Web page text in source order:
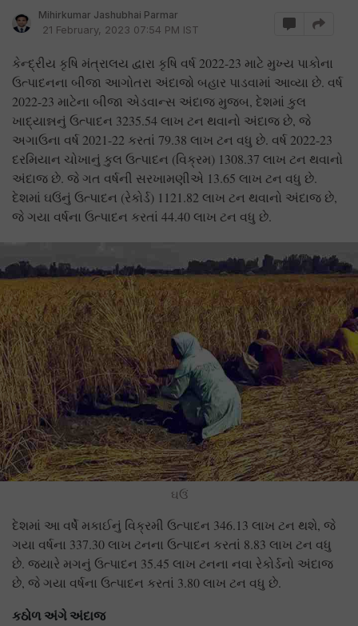
Mihirkumar Jashubhai Parmar
21 February, 2023 07:54 PM IST
કેન્દ્રીય કૃષિ મંત્રાલય દ્વારા કૃષિ વર્ષ 2022-23 માટે મુખ્ય પાકોના
ઉત્પાદનના બીજા આગોતરા અંદાજો બહાર પાડવામાં આવ્યા છે. વર્ષ
2022-23 માટેના બીજા એડવાન્સ અંદાજ મુજબ, દેશમાં કુલ
ખાદ્યાન્નનું ઉત્પાદન 3235.54 લાખ ટન થવાનો અંદાજ છે, જે
અગાઉના વર્ષ 2021-22 કરતાં 79.38 લાખ ટન વધુ છે. વર્ષ 2022-23
દરમિયાન ચોખાનું કુલ ઉત્પાદન (વિક્રમ) 1308.37 લાખ ટન થવાનો
અંદાજ છે. જે ગત વર્ષની સરખામણીએ 13.65 લાખ ટન વધુ છે.
દેશમાં ઘઉંનું ઉત્પાદન (રેકોર્ડ) 1121.82 લાખ ટન થવાનો અંદાજ છે,
જે ગયા વર્ષના ઉત્પાદન કરતાં 44.40 લાખ ટન વધુ છે.
ઘઉં
દેશમાં આ વર્ષે મકાઈનું વિક્રમી ઉત્પાદન 346.13 લાખ ટન થશે, જે
ગયા વર્ષના 337.30 લાખ ટનના ઉત્પાદન કરતાં 8.83 લાખ ટન વધુ
છે. જ્યારે મગનું ઉત્પાદન 35.45 લાખ ટનના નવા રેકોર્ડનો અંદાજ
છે, જે ગયા વર્ષના ઉત્પાદન કરતાં 3.80 લાખ ટન વધુ છે.
કઠોળ અંગે અંદાજ